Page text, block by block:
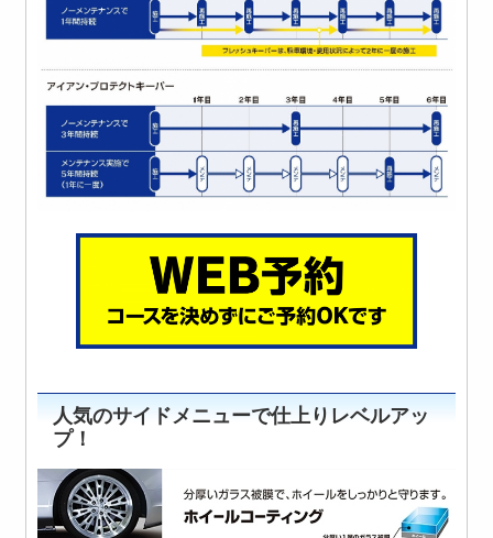
人気のサイドメニューで仕上りレベルアッ
プ！